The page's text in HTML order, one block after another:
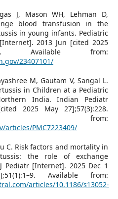
J, Mason WH, Lehman D,
blood transfusion in the
in young infants. Pediatric
2013 Jun [cited 2025
Available from:
23407101/
M, Gautam V, Sangal L.
in Children at a Pediatric
India. Indian Pediatr
2025 May 27];57(3):228.
from:
PMC7223409/
C. Risk factors and mortality in
the role of exchange
Pediatr [Internet]. 2025 Dec 1
Available from:
articles/10.1186/s13052-